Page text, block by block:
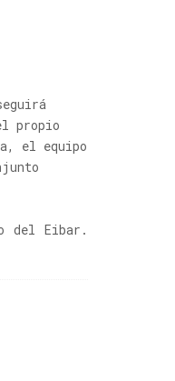
propio
el equipo
del Eibar.